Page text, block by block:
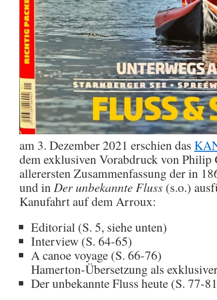
am 3. Dezember 2021 erschien das
dem exklusiven Vorabdruck von
allerersten Zusammenfassung der in
und inDer unbekannte Fluss (s.o.)
Kanufahrt auf dem Arroux:
Editorial (S. 5, siehe unten)
Interview (S. 64-65)
A canoe voyage (S. 66-76)
Hamerton-Übersetzung als
Der unbekannte Fluss heute (S. 77-